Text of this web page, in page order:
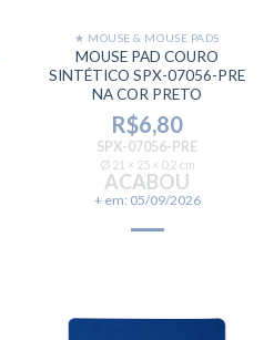
★ MOUSE & MOUSE PADS
MOUSE PAD COURO
SINTÉTICO SPX-07056-PRE
NA COR PRETO
R$6,80
SPX-07056-PRE
Ø 21 × 25 × 0,2 cm
ACABOU
+ em: 05/09/2026